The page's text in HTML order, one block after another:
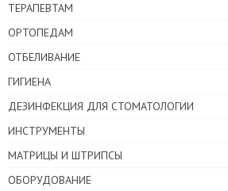
ТЕРАПЕВТАМ
ОРТОПЕДАМ
ОТБЕЛИВАНИЕ
ГИГИЕНА
ДЕЗИНФЕКЦИЯ ДЛЯ СТОМАТОЛОГИИ
ИНСТРУМЕНТЫ
МАТРИЦЫ И ШТРИПСЫ
ОБОРУДОВАНИЕ